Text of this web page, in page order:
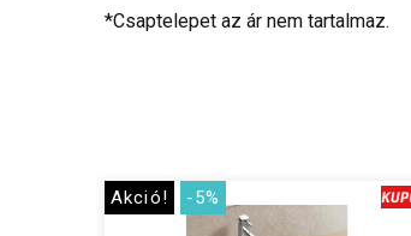
*Csaptelepet az ár nem tartalmaz.
Akció! -5%